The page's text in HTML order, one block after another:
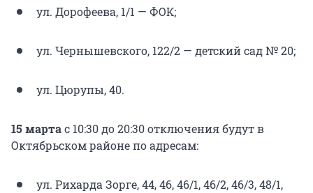
ул. Дорофеева, 1/1 — ФОК;
ул. Чернышевского, 122/2 — детский сад № 20;
ул. Цюрупы, 40.
15 мартас 10:30 до 20:30 отключения будут в
Октябрьском районе по адресам:
ул. Рихарда Зорге, 44, 46, 46/1, 46/2, 46/3, 48/1,